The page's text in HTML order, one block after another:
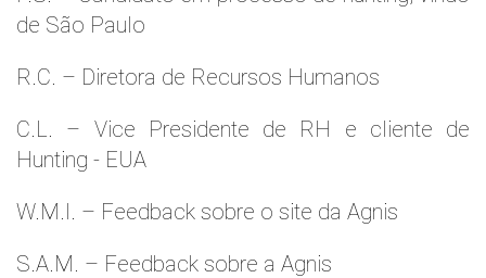
de São Paulo
R.C. – Diretora de Recursos Humanos
C.L. – Vice Presidente de RH e cliente de
Hunting - EUA
W.M.l. – Feedback sobre o site da Agnis
S.A.M. – Feedback sobre a Agnis